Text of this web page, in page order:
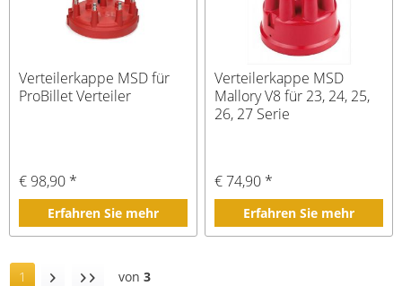
Verteilerkappe MSD für
ProBillet Verteiler
€ 98,90 *
Erfahren Sie mehr
Verteilerkappe MSD
Mallory V8 für 23, 24, 25,
26, 27 Serie
€ 74,90 *
Erfahren Sie mehr
1 von 3